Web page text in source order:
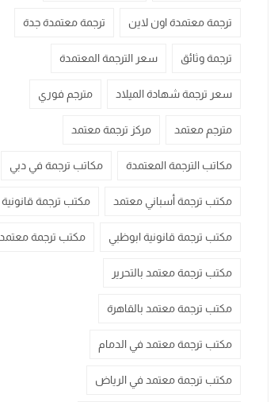
ترجمة معتمدة اون لاين ترجمة معتمدة جدة
ترجمة وثائق سعر الترجمة المعتمدة
سعر ترجمة شهادة الميلاد مترجم فوري
مترجم معتمد مركز ترجمة معتمد
مكاتب الترجمة المعتمدة مكاتب ترجمة في دبي
مكتب ترجمة أسباني معتمد مكتب ترجمة قانونية
مكتب ترجمة قانونية ابوظبي مكتب ترجمة معتمد
مكتب ترجمة معتمد بالتحرير
مكتب ترجمة معتمد بالقاهرة
مكتب ترجمة معتمد في الدمام
مكتب ترجمة معتمد في الرياض